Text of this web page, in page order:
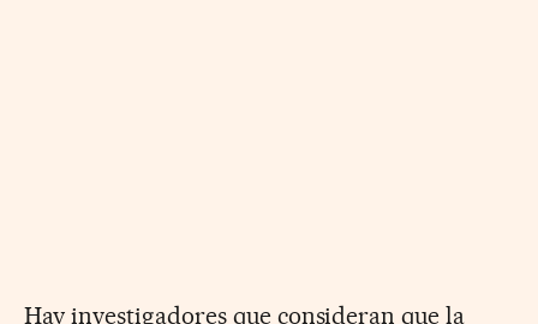
Hay investigadores que consideran que la